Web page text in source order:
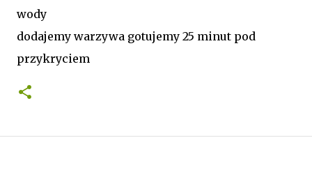
wody
dodajemy warzywa gotujemy 25 minut pod
przykryciem